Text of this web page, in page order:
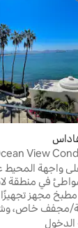
View
واجهة المحيط
في منطقة
مجهز تجهيزًا
مجفف خاص،
ذكي، ومياه شرب،
الدخول